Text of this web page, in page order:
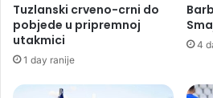
Tuzlanski crveno-crni do
pobjede u pripremnoj
utakmici
1 day ranije
4